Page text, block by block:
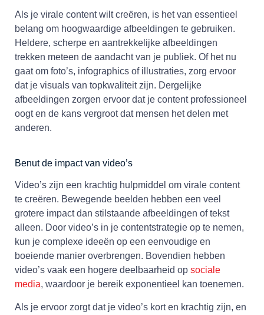
Als je virale content wilt creëren, is het van essentieel
belang om hoogwaardige afbeeldingen te gebruiken.
Heldere, scherpe en aantrekkelijke afbeeldingen
trekken meteen de aandacht van je publiek. Of het nu
gaat om foto’s, infographics of illustraties, zorg ervoor
dat je visuals van topkwaliteit zijn. Dergelijke
afbeeldingen zorgen ervoor dat je content professioneel
oogt en de kans vergroot dat mensen het delen met
anderen.
Benut de impact van video’s
Video’s zijn een krachtig hulpmiddel om virale content
te creëren. Bewegende beelden hebben een veel
grotere impact dan stilstaande afbeeldingen of tekst
alleen. Door video’s in je contentstrategie op te nemen,
kun je complexe ideeën op een eenvoudige en
boeiende manier overbrengen. Bovendien hebben
video’s vaak een hogere deelbaarheid op sociale
media, waardoor je bereik exponentieel kan toenemen.
Als je ervoor zorgt dat je video’s kort en krachtig zijn, en